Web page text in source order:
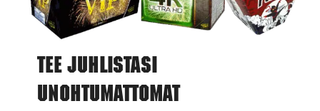
Tee juhlistasi
unohtumattomat